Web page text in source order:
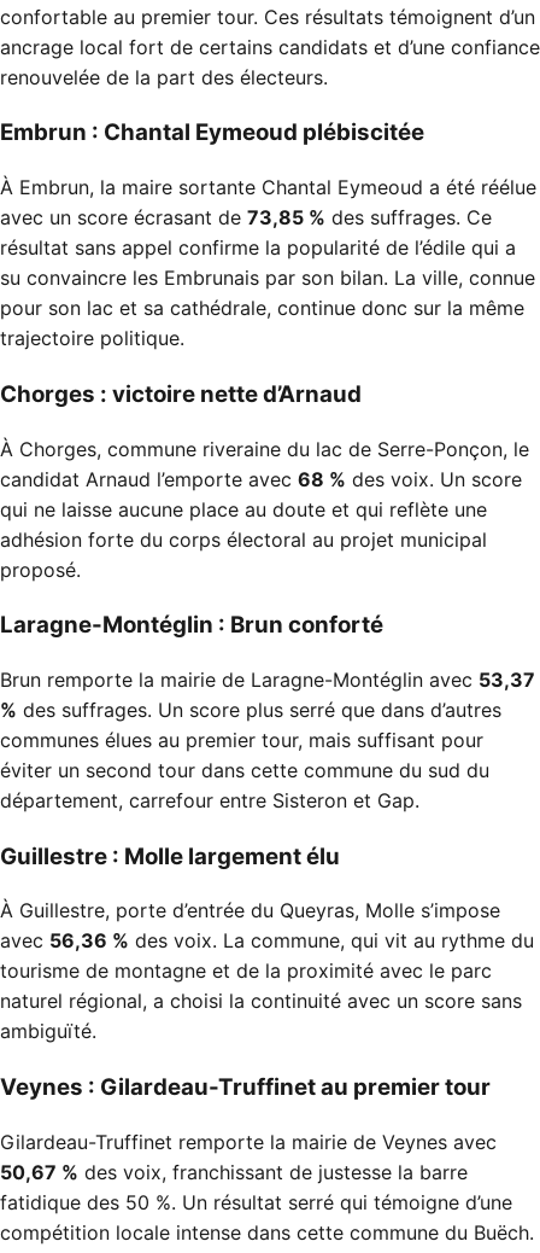
confortable au premier tour. Ces résultats témoignent d’un
ancrage local fort de certains candidats et d’une confiance
renouvelée de la part des électeurs.
Embrun : Chantal Eymeoud plébiscitée
À Embrun, la maire sortante Chantal Eymeoud a été réélue
avec un score écrasant de 73,85 % des suffrages. Ce
résultat sans appel confirme la popularité de l’édile qui a
su convaincre les Embrunais par son bilan. La ville, connue
pour son lac et sa cathédrale, continue donc sur la même
trajectoire politique.
Chorges : victoire nette d’Arnaud
À Chorges, commune riveraine du lac de Serre-Ponçon, le
candidat Arnaud l’emporte avec 68 % des voix. Un score
qui ne laisse aucune place au doute et qui reflète une
adhésion forte du corps électoral au projet municipal
proposé.
Laragne-Montéglin : Brun conforté
Brun remporte la mairie de Laragne-Montéglin avec 53,37
% des suffrages. Un score plus serré que dans d’autres
communes élues au premier tour, mais suffisant pour
éviter un second tour dans cette commune du sud du
département, carrefour entre Sisteron et Gap.
Guillestre : Molle largement élu
À Guillestre, porte d’entrée du Queyras, Molle s’impose
avec 56,36 % des voix. La commune, qui vit au rythme du
tourisme de montagne et de la proximité avec le parc
naturel régional, a choisi la continuité avec un score sans
ambiguïté.
Veynes : Gilardeau-Truffinet au premier tour
Gilardeau-Truffinet remporte la mairie de Veynes avec
50,67 % des voix, franchissant de justesse la barre
fatidique des 50 %. Un résultat serré qui témoigne d’une
compétition locale intense dans cette commune du Buëch.